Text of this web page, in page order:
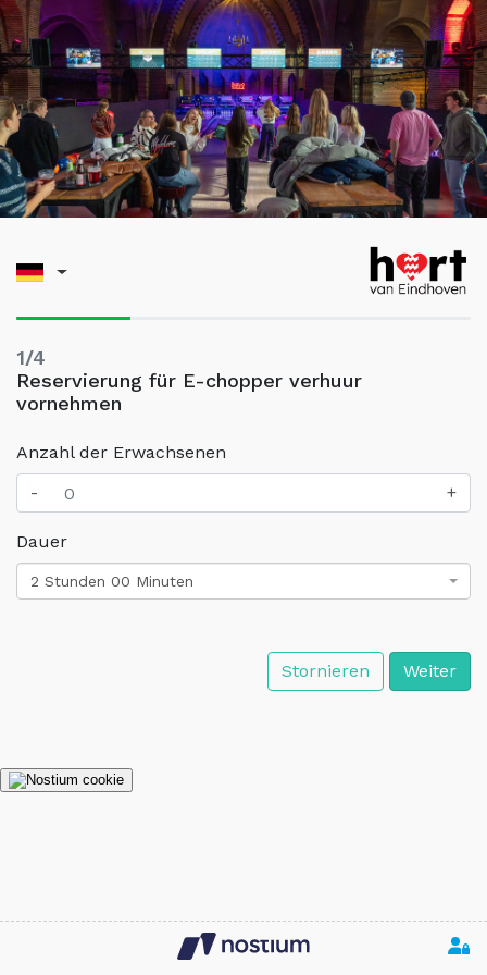
1/4
Reservierung für E-chopper verhuur
vornehmen
Anzahl der Erwachsenen
-
+
Dauer
2 Stunden 00 Minuten
Stornieren Weiter